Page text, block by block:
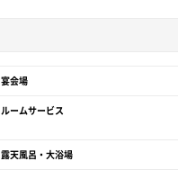
宴会場
ルームサービス
露天風呂・大浴場